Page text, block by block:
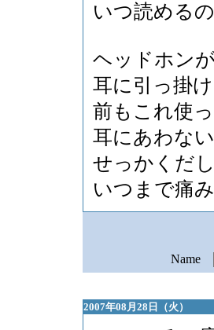
いつ読める
ヘッドホン
耳に引っ掛
前もこれ使
耳にあわな
せっかくだ
いつまで痛
Name
2007年08月28日（火）